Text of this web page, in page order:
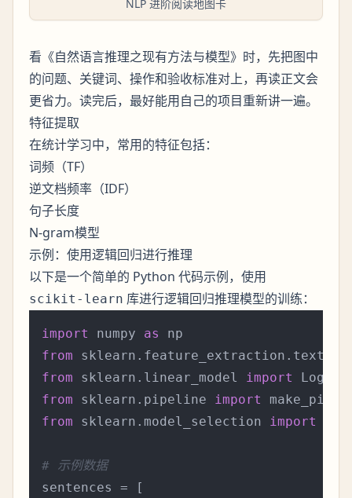
NLP 进阶阅读地图卡
看《自然语言推理之现有方法与模型》时，先把图中
的问题、关键词、操作和验收标准对上，再读正文会
更省力。读完后，最好能用自己的项目重新讲一遍。
特征提取
在统计学习中，常用的特征包括：
词频（TF）
逆文档频率（IDF）
句子长度
N-gram模型
示例：使用逻辑回归进行推理
以下是一个简单的 Python 代码示例，使用
scikit-learn 库进行逻辑回归推理模型的训练：
import numpy as
from sklearn.feature_extraction.text
from sklearn.linear_model import
from sklearn.pipeline import
from sklearn.model_selection import
# 示例数据
sentences = [